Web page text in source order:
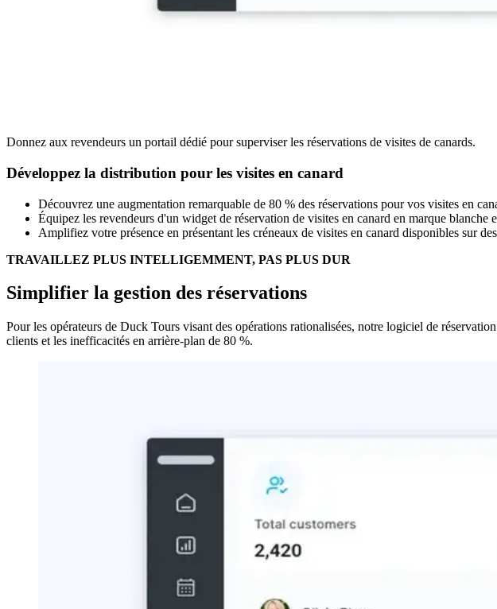
Donnez aux revendeurs un portail dédié pour superviser les réservations de visites de canards.
Développez la distribution pour les visites en canard
Découvrez une augmentation remarquable de 80 % des réservations pour vos visites en
Équipez les revendeurs d'un widget de réservation de visites en canard en marque
Amplifiez votre présence en présentant les créneaux de visites en canard disponibles sur
TRAVAILLEZ PLUS INTELLIGEMMENT, PAS PLUS DUR
Simplifier la gestion des réservations
Pour les opérateurs de Duck Tours visant des opérations rationalisées, notre logiciel de
clients et les inefficacités en arrière-plan de 80 %.